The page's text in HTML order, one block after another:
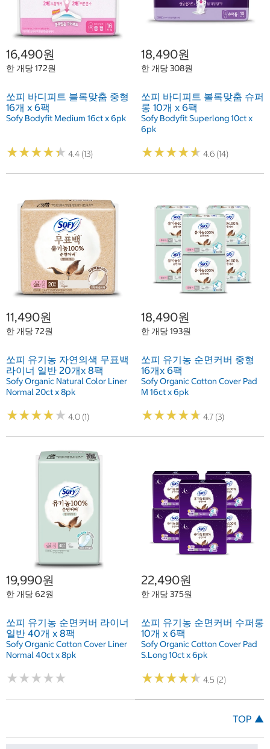
16,490원
한 개당 172원
쏘피 바디피트 블록맞춤 중형
16개 x 6팩
Sofy Bodyfit Medium 16ct x 6pk
★★★★★
★★★★★ 4.4 (13)
18,490원
한 개당 308원
쏘피 바디피트 볼록맞춤 슈퍼
롱 10개 x 6팩
Sofy Bodyfit Superlong 10ct x
6pk
★★★★★
★★★★★ 4.6 (14)
11,490원
한 개당 72원
쏘피 유기농 자연의색 무표백
라이너 일반 20개x 8팩
Sofy Organic Natural Color Liner
Normal 20ct x 8pk
★★★★★
★★★★★ 4.0 (1)
18,490원
한 개당 193원
쏘피 유기농 순면커버 중형
16개x 6팩
Sofy Organic Cotton Cover Pad
M 16ct x 6pk
★★★★★
★★★★★ 4.7 (3)
19,990원
한 개당 62원
쏘피 유기농 순면커버 라이너
일반 40개 x 8팩
Sofy Organic Cotton Cover Liner
Normal 40ct x 8pk
★★★★★
★★★★★
22,490원
한 개당 375원
쏘피 유기농 순면커버 수퍼롱
10개 x 6팩
Sofy Organic Cotton Cover Pad
S.Long 10ct x 6pk
★★★★★
★★★★★ 4.5 (2)
TOP ▲